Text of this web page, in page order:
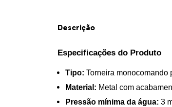
Descrição
Especificações do Produto
Tipo: Torneira monocomando
Material: Metal com
Pressão mínima da água: 3